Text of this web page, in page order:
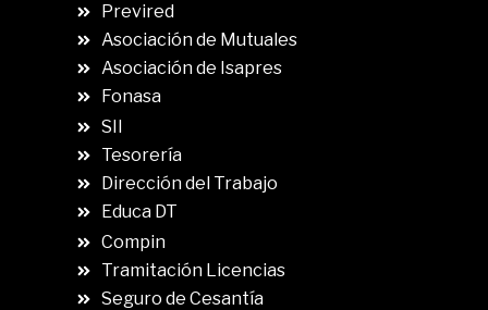
Previred
Asociación de Mutuales
Asociación de Isapres
Fonasa
SII
Tesorería
Dirección del Trabajo
Educa DT
Compin
Tramitación Licencias
Seguro de Cesantía